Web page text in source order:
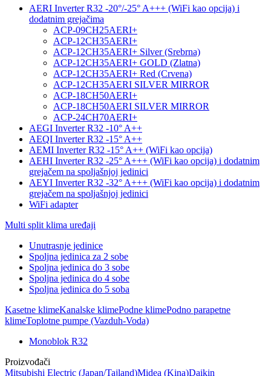
AERI Inverter R32 -20°/-25° A+++ (WiFi kao opcija) i
dodatnim grejačima
ACP-09CH25AERI+
ACP-12CH35AERI+
ACP-12CH35AERI+ Silver (Srebrna)
ACP-12CH35AERI+ GOLD (Zlatna)
ACP-12CH35AERI+ Red (Crvena)
ACP-12CH35AERI SILVER MIRROR
ACP-18CH50AERI+
ACP-18CH50AERI SILVER MIRROR
ACP-24CH70AERI+
AEGI Inverter R32 -10° A++
AEQI Inverter R32 -15° A++
AEMI Inverter R32 -15° A++ (WiFi kao opcija)
AEHI Inverter R32 -25° A+++ (WiFi kao opcija) i dodatnim
grejačem na spoljašnjoj jedinici
AEYI Inverter R32 -32° A+++ (WiFi kao opcija) i dodatnim
grejačem na spoljašnjoj jedinici
WiFi adapter
Multi split klima uređaji
Unutrasnje jedinice
Spoljna jedinica za 2 sobe
Spoljna jedinica do 3 sobe
Spoljna jedinica do 4 sobe
Spoljna jedinica do 5 soba
Kasetne klimeKanalske klimePodne klimePodno parapetne
klimeToplotne pumpe (Vazduh-Voda)
Monoblok R32
Proizvođači
Mitsubishi Electric (Japan/Tajland)Midea (Kina)Daikin